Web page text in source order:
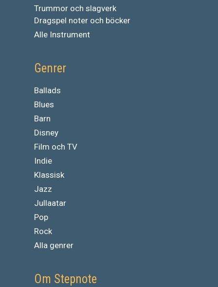
Trummor och slagverk
Dragspel noter och böcker
Alle Instrument
Genrer
Ballads
Blues
Barn
Disney
Film och TV
Indie
Klassisk
Jazz
Jullaatar
Pop
Rock
Alla genrer
Om Stepnote